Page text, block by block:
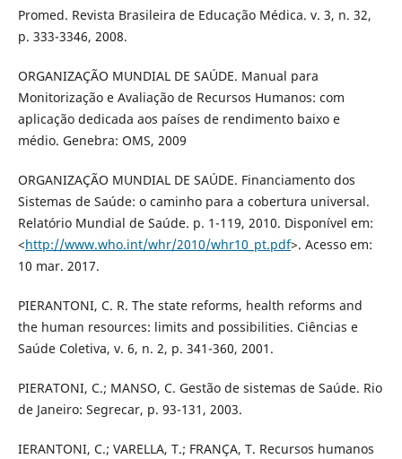
Promed. Revista Brasileira de Educação Médica. v. 3, n. 32,
p. 333-3346, 2008.
ORGANIZAÇÃO MUNDIAL DE SAÚDE. Manual para
Monitorização e Avaliação de Recursos Humanos: com
aplicação dedicada aos países de rendimento baixo e
médio. Genebra: OMS, 2009
ORGANIZAÇÃO MUNDIAL DE SAÚDE. Financiamento dos
Sistemas de Saúde: o caminho para a cobertura universal.
Relatório Mundial de Saúde. p. 1-119, 2010. Disponível em:
<http://www.who.int/whr/2010/whr10_pt.pdf>. Acesso em:
10 mar. 2017.
PIERANTONI, C. R. The state reforms, health reforms and
the human resources: limits and possibilities. Ciências e
Saúde Coletiva, v. 6, n. 2, p. 341-360, 2001.
PIERATONI, C.; MANSO, C. Gestão de sistemas de Saúde. Rio
de Janeiro: Segrecar, p. 93-131, 2003.
IERANTONI, C.; VARELLA, T.; FRANÇA, T. Recursos humanos